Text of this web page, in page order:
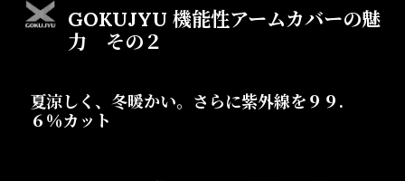
GOKUJYU 機能性アームカバーの魅
力 その２
夏涼しく、冬暖かい。さらに紫外線を９９.
６％カット